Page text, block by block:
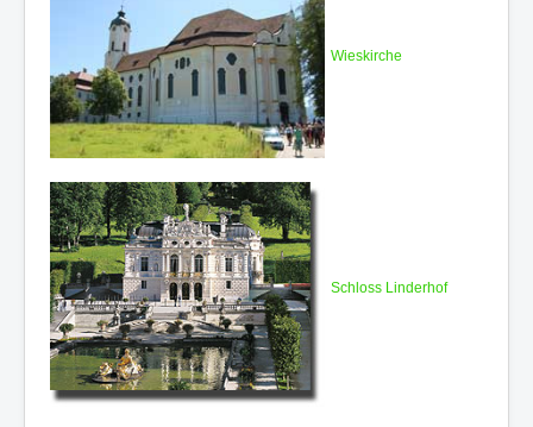
Wieskirche
Schloss Linderhof